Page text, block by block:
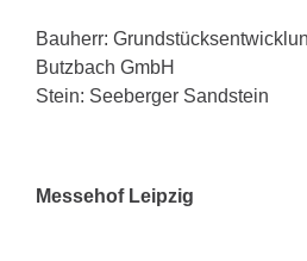
Bauherr:
Butzbach GmbH
Stein: Seeberger Sandstein
Messehof Leipzig